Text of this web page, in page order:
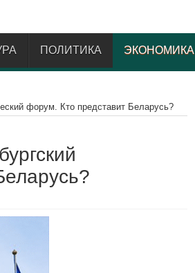
ПОЛИТИКА ЭКОНОМИКА
форум. Кто представит Беларусь?